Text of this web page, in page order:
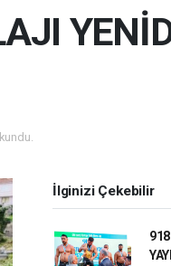
İlginizi Çekebilir